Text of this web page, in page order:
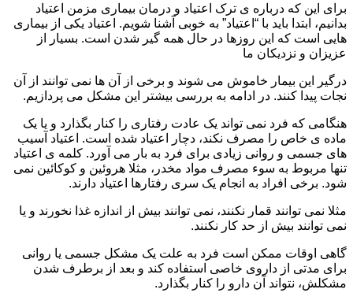
برای این که درباره ی ترک اعتیاد و درمان بیماری مزمن اعتیاد
بدانیم، ابتدا باید با “اعتیاد” به خوبی آشنا شویم. اعتیاد یکی از بیماری
هایی است که این روزها در حال همه گیر شدن است. بسیار از
عزیزان و نزدیکان ما
درگیر این بیمار خاموش می شوند و برخی از آن ها نمی توانند از آن
نجات پیدا کنند. در ادامه به بررسی بیشتر این مشکل می پردازیم.
هنگامی که فرد نمی تواند یک عادت رفتاری را کنار بگذارد و یا یک
ماده ی خاص را مصرف نکند، دچار اعتیاد شده است. اعتیاد آسیب
های جسمی و روانی زیادی برای فرد به بار می آورد. کلمه ی اعتیاد
تنها مربوط به سوء مصرف مواد مخدر، مثلا هروئین و کوکائین نمی
شود. برخی افراد به انجام یک سری رفتارها اعتیاد دارند.
مثلا نمی توانند قمار نکنند، نمی توانند بیش از اندازه غذا نخورند و یا
نمی توانند بیش از حد کار نکنند.
گاهی اوقات ممکن است فرد به علت یک مشکل جسمی یا روانی
برای مدتی از داروی خاصی استفاده کند و بعد از برطرف شدن
مشکلش، نتواند آن دارو را کنار بگذارد.